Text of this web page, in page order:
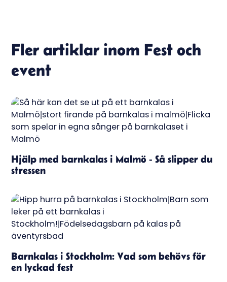
Fler artiklar inom Fest och
event
Hjälp med barnkalas i Malmö - Så slipper du
stressen
Barnkalas i Stockholm: Vad som behövs för
en lyckad fest